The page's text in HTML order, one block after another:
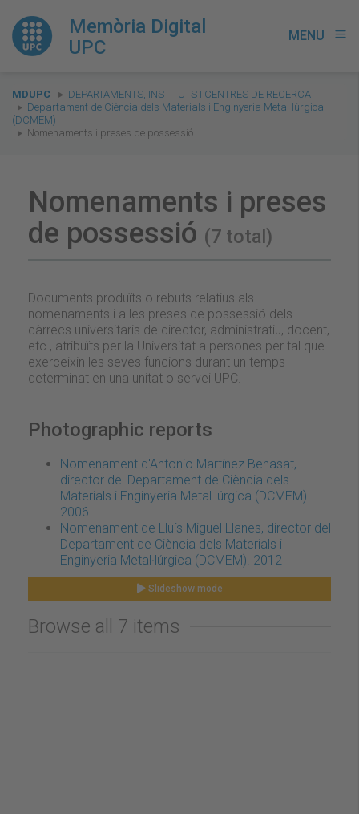
Memòria Digital
UPC
MENU menu
You
are
here:
MDUPC
DEPARTAMENTS, INSTITUTS I CENTRES DE RECERCA
Departament de Ciència dels Materials i Enginyeria Metal·lúrgica
(DCMEM)
Nomenaments i preses de possessió
Nomenaments i preses
de possessió (7 total)
Documents produïts o rebuts relatius als
nomenaments i a les preses de possessió dels
càrrecs universitaris de director, administratiu, docent,
etc., atribuïts per la Universitat a persones per tal que
exerceixin les seves funcions durant un temps
determinat en una unitat o servei UPC.
Photographic reports
Nomenament d'Antonio Martínez Benasat,
director del Departament de Ciència dels
Materials i Enginyeria Metal·lúrgica (DCMEM).
2006
Nomenament de Lluís Miguel Llanes, director del
Departament de Ciència dels Materials i
Enginyeria Metal·lúrgica (DCMEM). 2012
Slideshow mode
Browse all 7 items